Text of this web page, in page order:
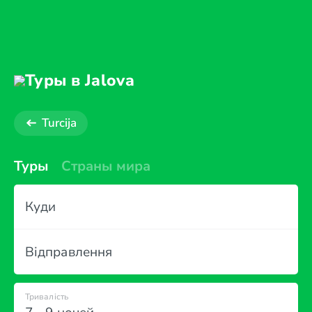
Туры в Jalova
Turcija
Туры Страны мира
Куди
Відправлення
Тривалість